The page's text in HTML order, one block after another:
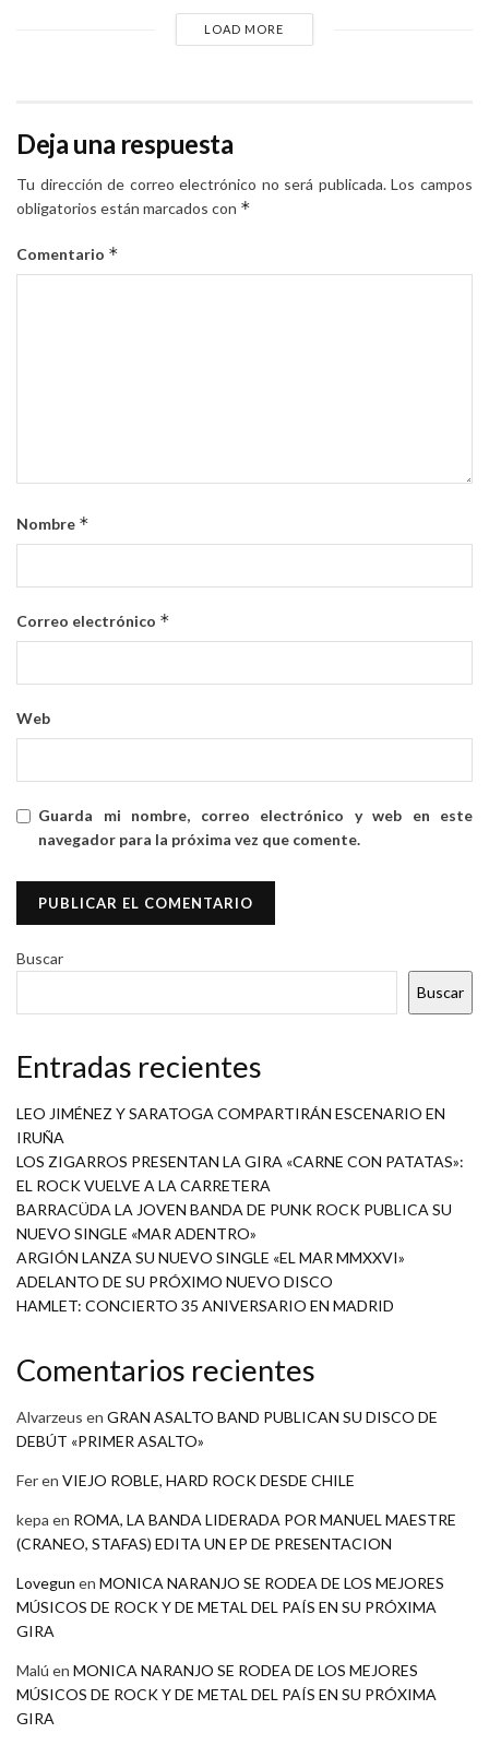
LOAD MORE
Deja una respuesta
Tu dirección de correo electrónico no será publicada. Los campos
obligatorios están marcados con *
Comentario *
Nombre *
Correo electrónico *
Web
Guarda mi nombre, correo electrónico y web en este
navegador para la próxima vez que comente.
Buscar
Buscar
Entradas recientes
LEO JIMÉNEZ Y SARATOGA COMPARTIRÁN ESCENARIO EN
IRUÑA
LOS ZIGARROS PRESENTAN LA GIRA «CARNE CON PATATAS»:
EL ROCK VUELVE A LA CARRETERA
BARRACÜDA LA JOVEN BANDA DE PUNK ROCK PUBLICA SU
NUEVO SINGLE «MAR ADENTRO»
ARGIÓN LANZA SU NUEVO SINGLE «EL MAR MMXXVI»
ADELANTO DE SU PRÓXIMO NUEVO DISCO
HAMLET: CONCIERTO 35 ANIVERSARIO EN MADRID
Comentarios recientes
Alvarzeus en GRAN ASALTO BAND PUBLICAN SU DISCO DE
DEBÚT «PRIMER ASALTO»
Feren VIEJO ROBLE, HARD ROCK DESDE CHILE
kepa en ROMA, LA BANDA LIDERADA POR MANUEL MAESTRE
(CRANEO, STAFAS) EDITA UN EP DE PRESENTACION
Lovegun en MONICA NARANJO SE RODEA DE LOS MEJORES
MÚSICOS DE ROCK Y DE METAL DEL PAÍS EN SU PRÓXIMA
GIRA
Malú en MONICA NARANJO SE RODEA DE LOS MEJORES
MÚSICOS DE ROCK Y DE METAL DEL PAÍS EN SU PRÓXIMA
GIRA